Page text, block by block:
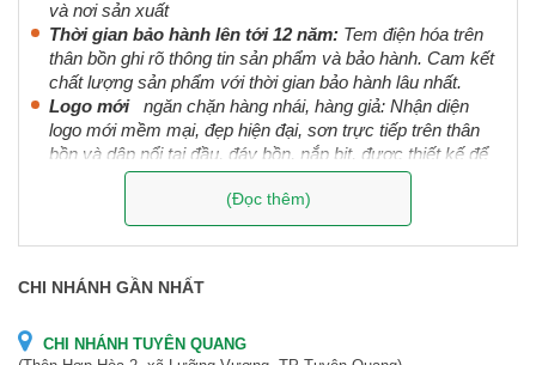
và nơi sản xuất
Thời gian bảo hành lên tới 12 năm: Tem điện hóa trên
thân bồn ghi rõ thông tin sản phẩm và bảo hành. Cam kết
chất lượng sản phẩm với thời gian bảo hành lâu nhất.
Logo mới
ngăn chặn hàng nhái, hàng giả: Nhận diện
logo mới mềm mại, đẹp hiện đại, sơn trực tiếp trên thân
bồn và dập nổi tại đầu, đáy bồn, nắp bịt, được thiết kế để
hạn chế hàng giả, hàng nhái
Hãy liên hệ ngay với chúng tôi
0909.000.666để được tư vấn và hỗ trợ tốt
nhất!
(Đọc thêm)
CHI NHÁNH GẦN NHẤT
CHI NHÁNH TUYÊN QUANG